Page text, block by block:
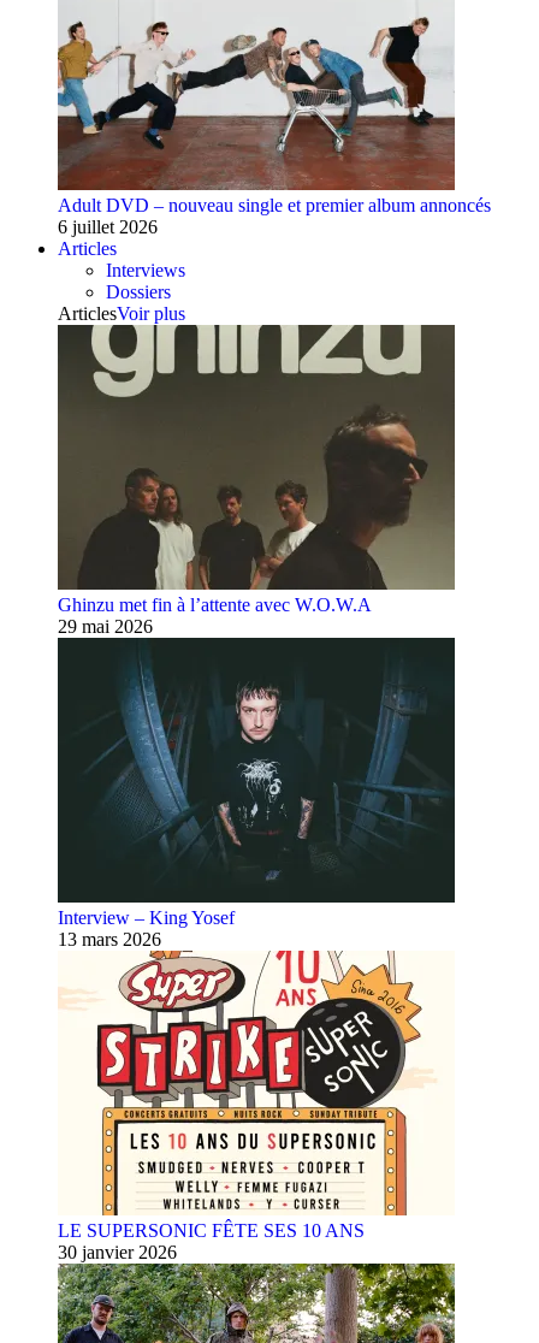
Adult DVD – nouveau single et premier album annoncés
6 juillet 2026
Articles
Interviews
Dossiers
ArticlesVoir plus
Ghinzu met fin à l’attente avec W.O.W.A
29 mai 2026
Interview – King Yosef
13 mars 2026
LE SUPERSONIC FÊTE SES 10 ANS
30 janvier 2026